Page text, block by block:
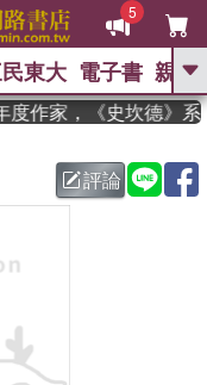
5
GO
父親節 、 如果歷
暑期推薦 、 國際布克
東大 電子書 親子
作家，《史坎德》系
評論